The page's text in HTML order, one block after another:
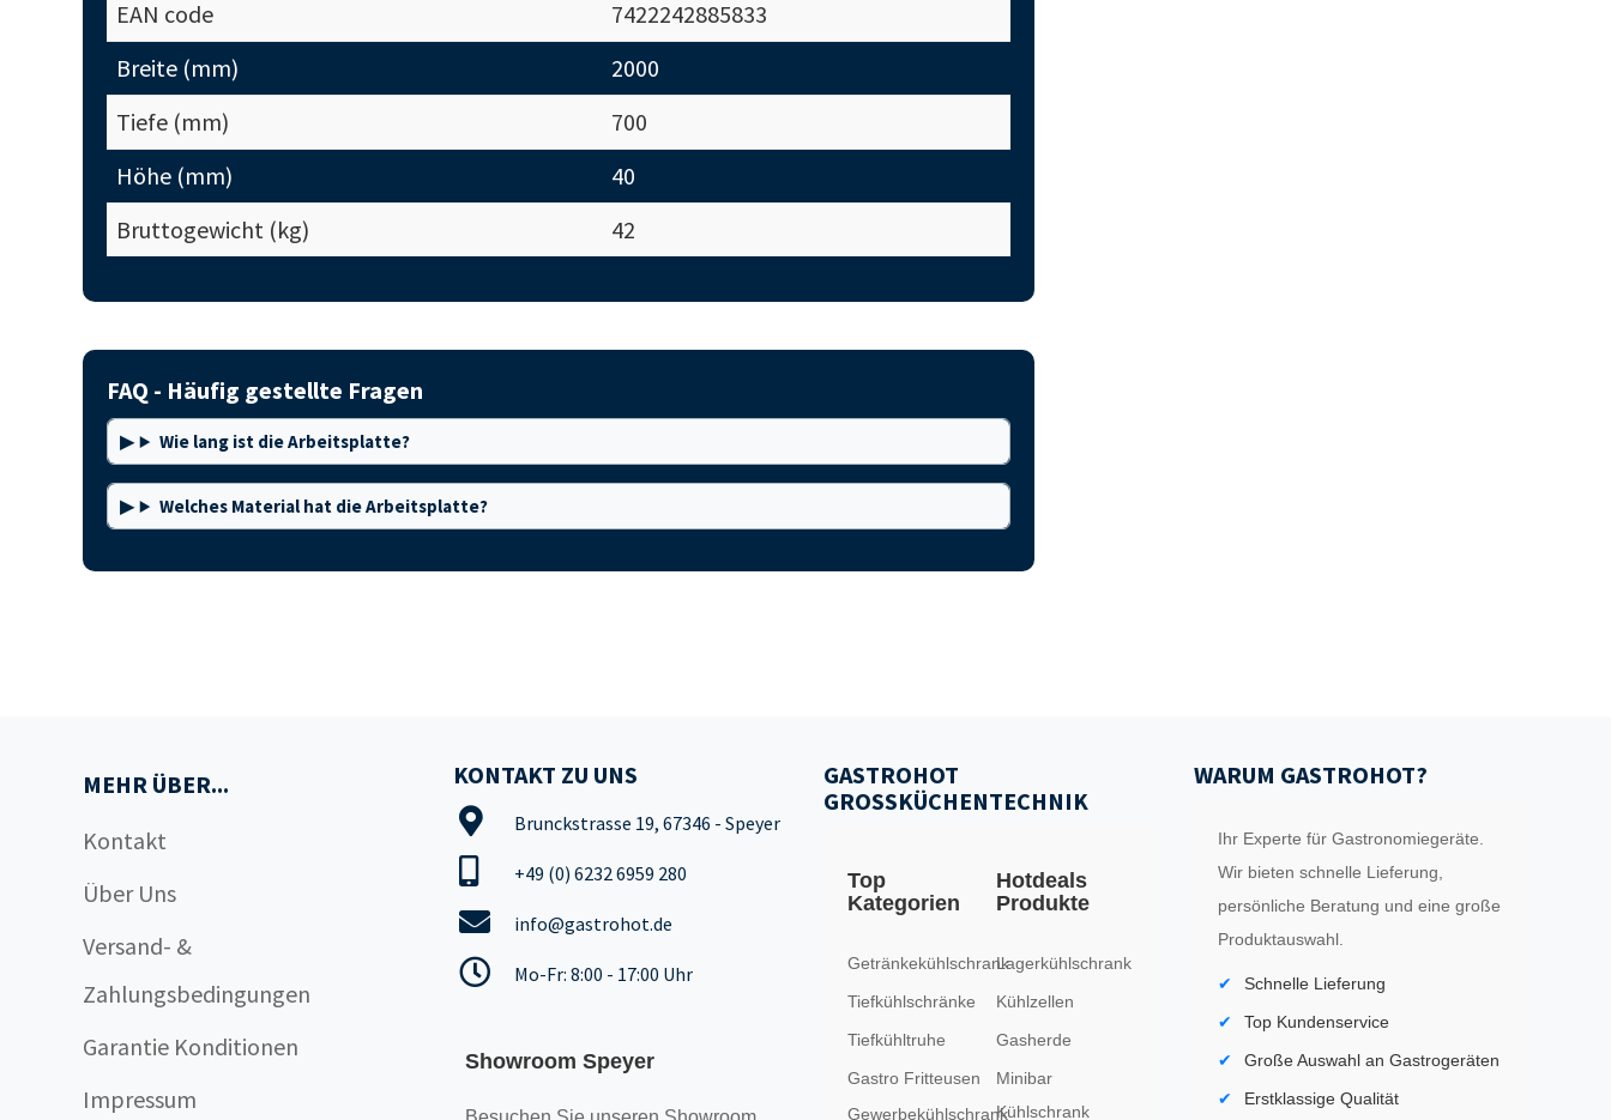
EAN code
7422242885833
Breite (mm)
2000
Tiefe (mm)
700
Höhe (mm)
40
Bruttogewicht (kg)
42
FAQ - Häufig gestellte Fragen
Wie lang ist die Arbeitsplatte?
Welches Material hat die Arbeitsplatte?
MEHR ÜBER...
Kontakt
Über Uns
Versand- &
Zahlungsbedingungen
Garantie Konditionen
Impressum
KONTAKT ZU UNS
Brunckstrasse 19, 67346 - Speyer
+49 (0) 6232 6959 280
info@gastrohot.de
Mo-Fr: 8:00 - 17:00 Uhr
Showroom Speyer
GASTROHOT
GROSSKÜCHENTECHNIK
Top
Kategorien
Getränkekühlschrank
Tiefkühlschränke
Tiefkühltruhe
Gastro Fritteusen
Gewerbekühlschrank
Hotdeals
Produkte
Lagerkühlschrank
Kühlzellen
Gasherde
Minibar
Kühlschrank
WARUM GASTROHOT?
Ihr Experte für Gastronomiegeräte.
Wir bieten schnelle Lieferung,
persönliche Beratung und eine große
Produktauswahl.
Schnelle Lieferung
Top Kundenservice
Große Auswahl an Gastrogeräten
Erstklassige Qualität